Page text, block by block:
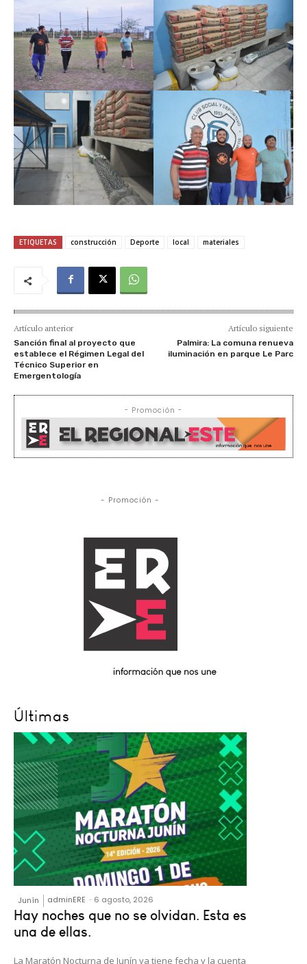
ETIQUETAS construcción Deporte local materiales
Artículo anterior
Sanción final al proyecto que
establece el Régimen Legal del
Técnico Superior en
Emergentología
Artículo siguiente
Palmira: La comuna renueva
iluminación en parque Le Parc
- Promoción -
- Promoción -
Últimas
Junín adminERE - 6 agosto, 2026
Hay noches que no se olvidan. Esta es
una de ellas.
La Maratón Nocturna de Junín ya tiene fecha y la cuenta